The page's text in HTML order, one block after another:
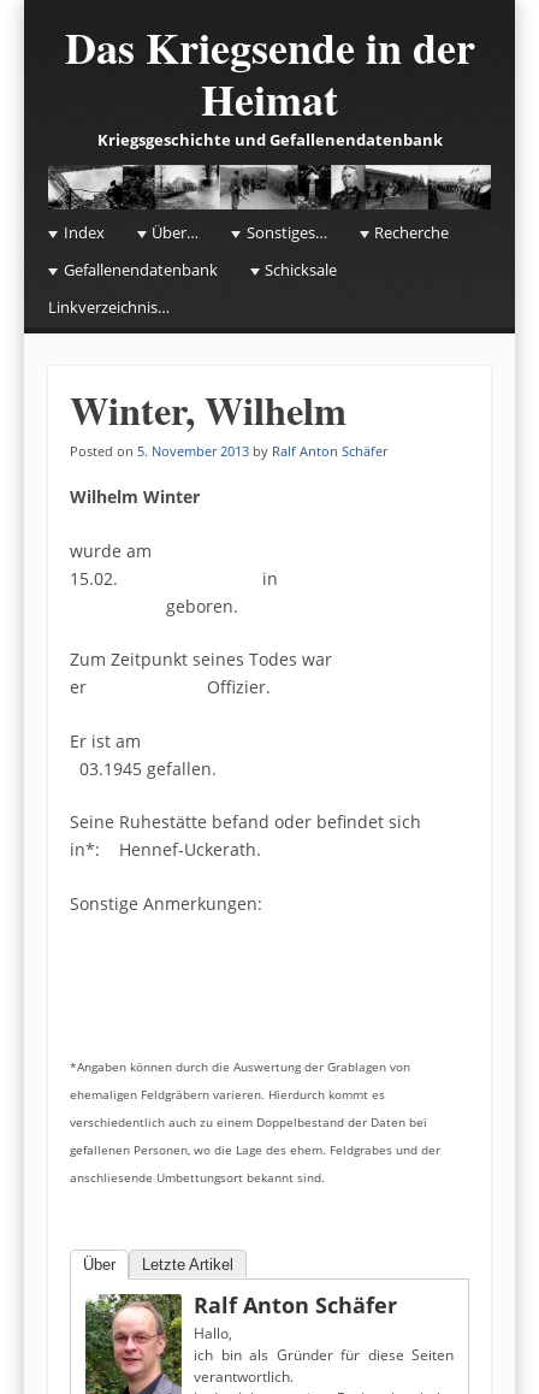
Das Kriegsende in der
Heimat
Kriegsgeschichte und Gefallenendatenbank
☰Menu
Skip to content
Index Über… Sonstiges…
Recherche
Gefallenendatenbank
Schicksale
Linkverzeichnis…
Winter, Wilhelm
Posted on 5. November 2013 by Ralf Anton Schäfer
Wilhelm Winter
wurde am
15.02. in
geboren.
Zum Zeitpunkt seines Todes war
er Offizier.
Er ist am
03.1945 gefallen.
Seine Ruhestätte befand oder befindet sich
in*: Hennef-Uckerath.
Sonstige Anmerkungen:
*Angaben können durch die Auswertung der Grablagen von
ehemaligen Feldgräbern varieren. Hierdurch kommt es
verschiedentlich auch zu einem Doppelbestand der Daten bei
gefallenen Personen, wo die Lage des ehem. Feldgrabes und der
anschliesende Umbettungsort bekannt sind.
Über Letzte Artikel
Ralf Anton Schäfer
Hallo,
ich bin als Gründer für diese Seiten
verantwortlich.